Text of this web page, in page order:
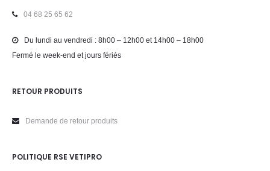
04 68 25 65 62
Du lundi au vendredi : 8h00 – 12h00 et 14h00 – 18h00
Fermé le week-end et jours fériés
RETOUR PRODUITS
Demande de retour produits
POLITIQUE RSE VETIPRO